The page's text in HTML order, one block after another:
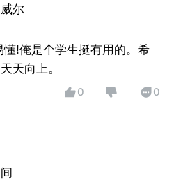
尔
!俺是个学生挺有用的。希
天向上。
0 0